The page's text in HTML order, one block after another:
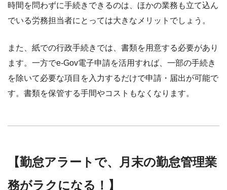
時間を問わずに手続きできるのは、ほかの業務も立て込ん
でいる労務担当者にとっては大きなメリットでしょう。
また、紙での行政手続きでは、書類を用意する必要があり
ます。一方でe-Gov電子申請を活用すれば、一部の手続き
を除いて必要な項目を入力するだけで申請・届出が可能で
す。書類を保管する手間やコストもなくなります。
【勤怠アラートで、月末の勤怠管理業
務がラクになる！】